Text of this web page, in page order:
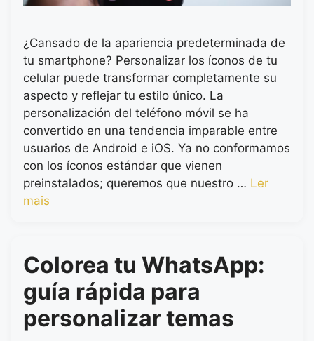
¿Cansado de la apariencia predeterminada de
tu smartphone? Personalizar los íconos de tu
celular puede transformar completamente su
aspecto y reflejar tu estilo único. La
personalización del teléfono móvil se ha
convertido en una tendencia imparable entre
usuarios de Android e iOS. Ya no conformamos
con los íconos estándar que vienen
preinstalados; queremos que nuestro … Ler
mais
Colorea tu WhatsApp:
guía rápida para
personalizar temas